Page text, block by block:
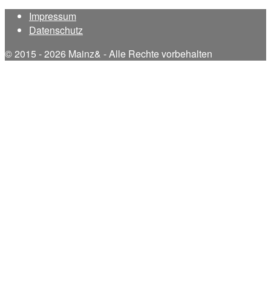
Impressum
Datenschutz
© 2015 - 2026 Mainz& - Alle Rechte vorbehalten